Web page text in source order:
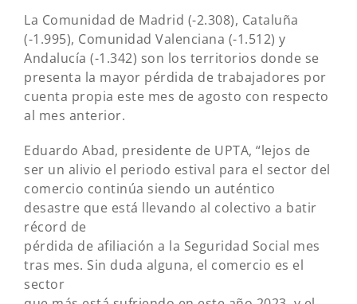
La Comunidad de Madrid (-2.308), Cataluña
(-1.995), Comunidad Valenciana (-1.512) y
Andalucía (-1.342) son los territorios donde se
presenta la mayor pérdida de trabajadores por
cuenta propia este mes de agosto con respecto
al mes anterior.
Eduardo Abad, presidente de UPTA, “lejos de
ser un alivio el periodo estival para el sector del
comercio continúa siendo un auténtico
desastre que está llevando al colectivo a batir
récord de
pérdida de afiliación a la Seguridad Social mes
tras mes. Sin duda alguna, el comercio es el
sector